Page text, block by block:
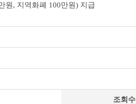
원, 지역화폐 100만원) 지급
조회수